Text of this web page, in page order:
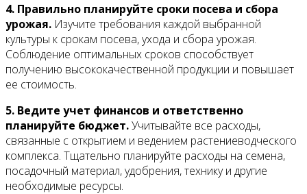
4. Правильно планируйте сроки посева и сбора
урожая. Изучите требования каждой выбранной
культуры к срокам посева, ухода и сбора урожая.
Соблюдение оптимальных сроков способствует
получению высококачественной продукции и повышает
ее стоимость.
5. Ведите учет финансов и ответственно
планируйте бюджет.Учитывайте все расходы,
связанные с открытием и ведением растениеводческого
комплекса. Тщательно планируйте расходы на семена,
посадочный материал, удобрения, технику и другие
необходимые ресурсы.